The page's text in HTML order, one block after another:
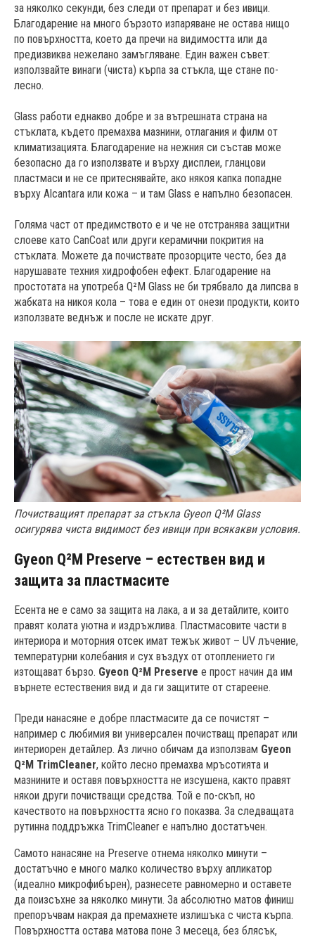
за няколко секунди, без следи от препарат и без ивици.
Благодарение на много бързото изпаряване не остава нищо
по повърхността, което да пречи на видимостта или да
предизвиква нежелано замъгляване. Един важен съвет:
използвайте винаги (чиста) кърпа за стъкла, ще стане по-
лесно.
Glass работи еднакво добре и за вътрешната страна на
стъклата, където премахва мазнини, отлагания и филм от
климатизацията. Благодарение на нежния си състав може
безопасно да го използвате и върху дисплеи, гланцови
пластмаси и не се притеснявайте, ако някоя капка попадне
върху Alcantara или кожа – и там Glass е напълно безопасен.
Голяма част от предимството е и че не отстранява защитни
слоеве като CanCoat или други керамични покрития на
стъклата. Можете да почиствате прозорците често, без да
нарушавате техния хидрофобен ефект. Благодарение на
простотата на употреба Q²M Glass не би трябвало да липсва в
жабката на никоя кола – това е един от онези продукти, които
използвате веднъж и после не искате друг.
Почистващият препарат за стъкла Gyeon Q²M Glass
осигурява чиста видимост без ивици при всякакви условия.
Gyeon Q²M Preserve – естествен вид и
защита за пластмасите
Есента не е само за защита на лака, а и за детайлите, които
правят колата уютна и издръжлива. Пластмасовите части в
интериора и моторния отсек имат тежък живот – UV лъчение,
температурни колебания и сух въздух от отоплението ги
изтощават бързо. Gyeon Q²M Preserve е прост начин да им
върнете естествения вид и да ги защитите от стареене.
Преди нанасяне е добре пластмасите да се почистят –
например с любимия ви универсален почистващ препарат или
интериорен детайлер. Аз лично обичам да използвам Gyeon
Q²M TrimCleaner, който лесно премахва мръсотията и
мазнините и оставя повърхността не изсушена, както правят
някои други почистващи средства. Той е по-скъп, но
качеството на повърхността ясно го показва. За следващата
рутинна поддръжка TrimCleaner е напълно достатъчен.
Самото нанасяне на Preserve отнема няколко минути –
достатъчно е много малко количество върху апликатор
(идеално микрофибърен), разнесете равномерно и оставете
да поизсъхне за няколко минути. За абсолютно матов финиш
препоръчвам накрая да премахнете излишъка с чиста кърпа.
Повърхността остава матова поне 3 месеца, без блясък,